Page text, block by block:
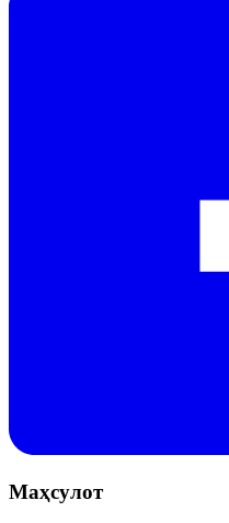
Маҳсулот